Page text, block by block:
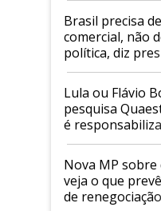
Brasil precisa
comercial, não
política, diz
Faesp
Lula ou Flávio
pesquisa
é
tarifaço dos
Nova MP sobre
veja o que
de renegociação